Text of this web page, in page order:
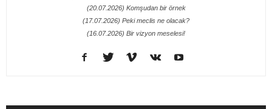
(20.07.2026) Komşudan bir örnek
(17.07.2026) Peki meclis ne olacak?
(16.07.2026) Bir vizyon meselesi!